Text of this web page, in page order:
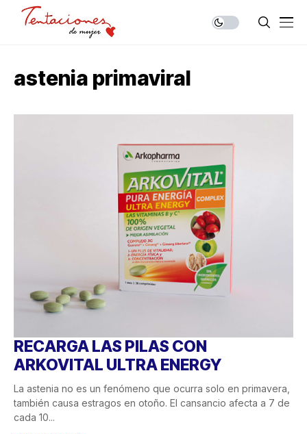
astenia primaviral
RECARGA LAS PILAS CON
ARKOVITAL ULTRA ENERGY
La astenia no es un fenómeno que ocurra solo en primavera,
también causa estragos en otoño. El cansancio afecta a 7 de
cada 10...